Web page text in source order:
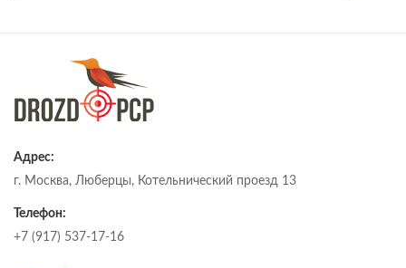
Адрес:
г. Москва, Люберцы, Котельнический проезд 13
Телефон:
+7 (917) 537-17-16